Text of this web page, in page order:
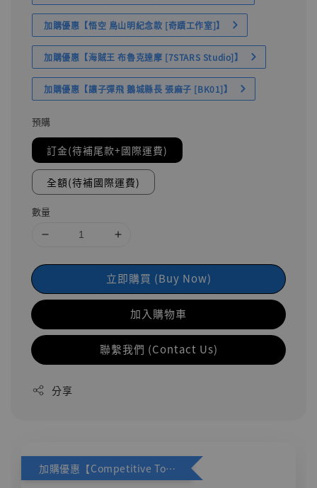
加購優惠【悟空 鳥山明紀念款 [奇蹟工作室]】
加購優惠【海賊王 布魯克達摩 [7STARS Studio]】
加購優惠【讓子彈飛 鵝城縣長 張麻子 [BK01]】
預購
訂金(待補尾款+國際運費)
全額(待補國際運費)
數量
立即購買 (Buy Now)
加入購物車
聯繫我們 (Contact Us)
分享
加購優惠【Competitive Toys 梅西 [CM001]】